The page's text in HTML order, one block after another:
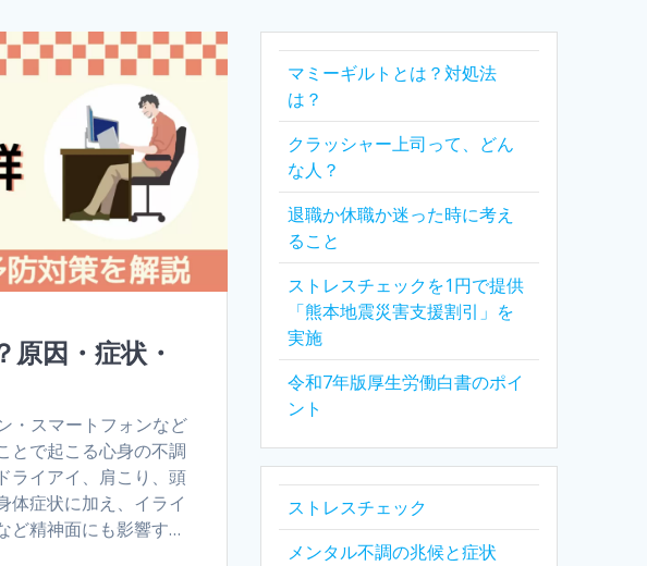
因・症状・
・スマートフォンなど
とで起こる心身の不調
ライアイ、肩こり、頭
体症状に加え、イライ
ど精神面にも影響す…
マミーギルトとは？対処法
は？
クラッシャー上司って、どん
な人？
退職か休職か迷った時に考え
ること
ストレスチェックを1円で提供
「熊本地震災害支援割引」を
実施
令和7年版厚生労働白書のポイ
ント
ストレスチェック
メンタル不調の兆候と症状